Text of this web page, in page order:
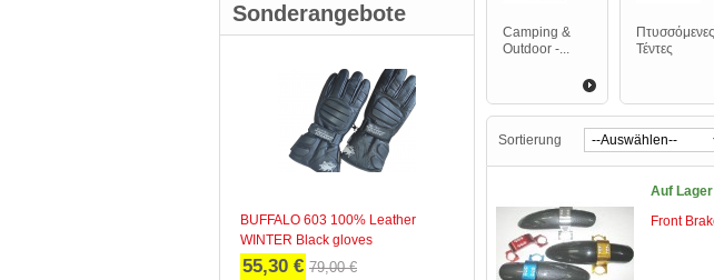
Sonderangebote
BUFFALO 603 100% Leather
WINTER Black gloves
55,30 € 79,00 €
Camping &
Outdoor -...
Πτυσσόμενες
Τέντες
Sortierung
Auf Lager
Front